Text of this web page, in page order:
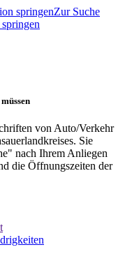
springenZur Suche
von Auto/Verkehr
Sie
nach Ihrem Anliegen
die Öffnungszeiten der